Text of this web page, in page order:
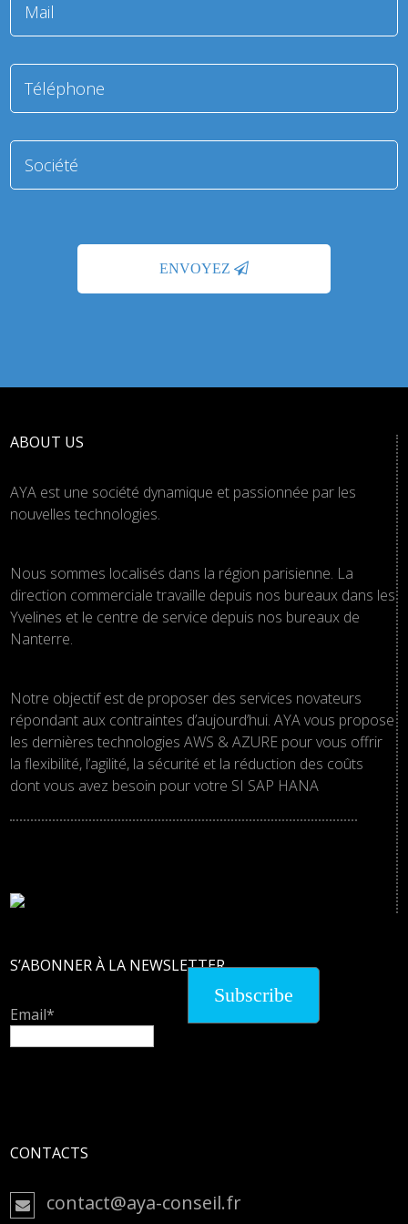
ABOUT US
AYA est une société dynamique et passionnée par les
nouvelles technologies.
Nous sommes localisés dans la région parisienne. La
direction commerciale travaille depuis nos bureaux dans les
Yvelines et le centre de service depuis nos bureaux de
Nanterre.
Notre objectif est de proposer des services novateurs
répondant aux contraintes d’aujourd’hui. AYA vous propose
les dernières technologies AWS & AZURE pour vous offrir
la flexibilité, l’agilité, la sécurité et la réduction des coûts
dont vous avez besoin pour votre SI SAP HANA
S’ABONNER À LA NEWSLETTER
Email*
CONTACTS
contact@aya-conseil.fr